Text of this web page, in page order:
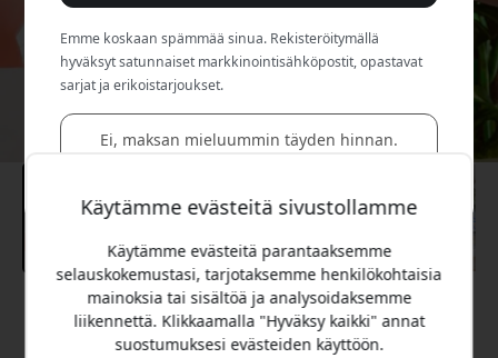
Suositeltava hinta
Käytämme evästeitä sivustollamme
Käytämme evästeitä parantaaksemme
selauskokemustasi, tarjotaksemme henkilökohtaisia
mainoksia tai sisältöä ja analysoidaksemme
liikennettä. Klikkaamalla "Hyväksy kaikki" annat
suostumuksesi evästeiden käyttöön.
Emme koskaan spämmää sinua. Rekisteröitymällä
hyväksyt satunnaiset markkinointisähköpostit, opastavat
sarjat ja erikoistarjoukset.
Ei, maksan mieluummin täyden hinnan.